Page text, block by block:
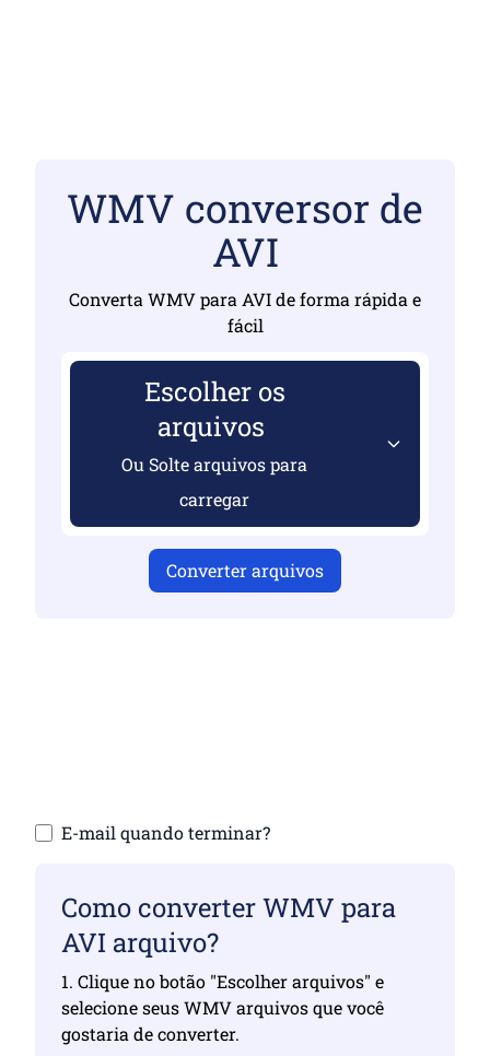
WMV conversor de
AVI
Converta WMV para AVI de forma rápida e
fácil
Escolher os
arquivos
Ou Solte arquivos para
carregar
Converter arquivos
E-mail quando terminar?
Como converter WMV para
AVI arquivo?
1. Clique no botão "Escolher arquivos" e
selecione seus WMV arquivos que você
gostaria de converter.